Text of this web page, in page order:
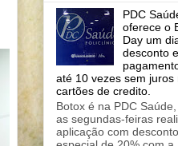
PDC
oferece o
Day um
desconto e
até 10 vezes sem juros
cartões de credito.
Botox é na PDC
as segundas-feiras
aplicação com desconto